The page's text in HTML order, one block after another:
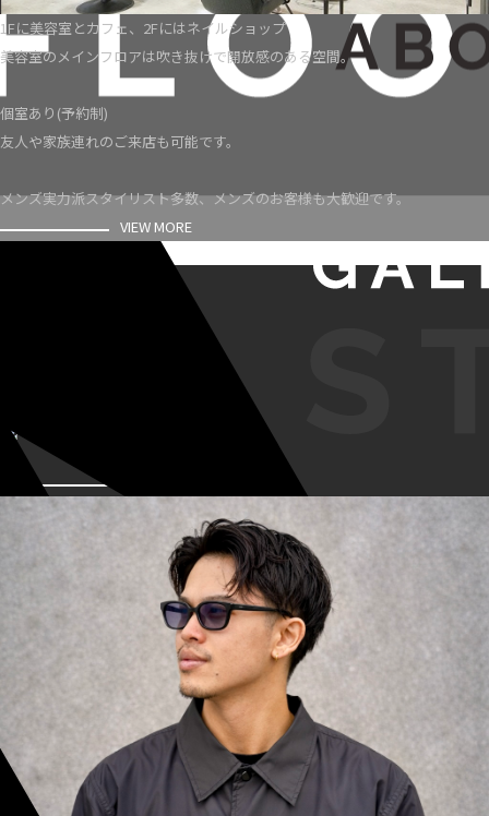
1Fに美容室とカフェ、2Fにはネイルショップ
美容室のメインフロアは吹き抜けで開放感のある空間。
個室あり(予約制)
友人や家族連れのご来店も可能です。
メンズ実力派スタイリスト多数、メンズのお客様も大歓迎です。
VIEW MORE